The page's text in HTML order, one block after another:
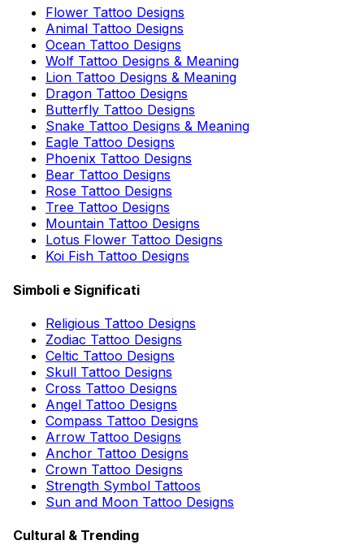
Flower Tattoo Designs
Animal Tattoo Designs
Ocean Tattoo Designs
Wolf Tattoo Designs & Meaning
Lion Tattoo Designs & Meaning
Dragon Tattoo Designs
Butterfly Tattoo Designs
Snake Tattoo Designs & Meaning
Eagle Tattoo Designs
Phoenix Tattoo Designs
Bear Tattoo Designs
Rose Tattoo Designs
Tree Tattoo Designs
Mountain Tattoo Designs
Lotus Flower Tattoo Designs
Koi Fish Tattoo Designs
Simboli e Significati
Religious Tattoo Designs
Zodiac Tattoo Designs
Celtic Tattoo Designs
Skull Tattoo Designs
Cross Tattoo Designs
Angel Tattoo Designs
Compass Tattoo Designs
Arrow Tattoo Designs
Anchor Tattoo Designs
Crown Tattoo Designs
Strength Symbol Tattoos
Sun and Moon Tattoo Designs
Cultural & Trending